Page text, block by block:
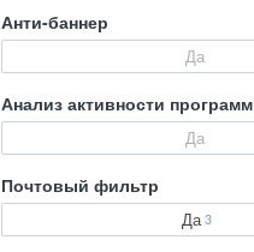
Анти-баннер
Да
Анализ активности программ
Да
Почтовый фильтр
Да3